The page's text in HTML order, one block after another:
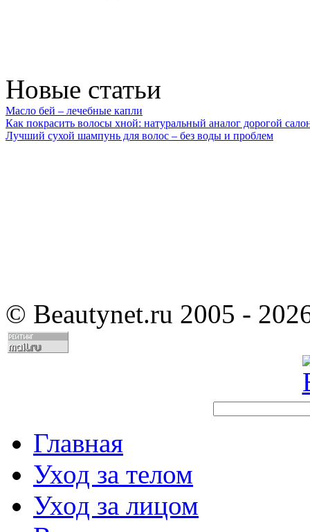
Новые статьи
Масло бей – лечебные капли
Как покрасить волосы хной: натуральный аналог дорогой
Лучший сухой шампунь для волос – без воды и проблем
© Beautynet.ru 2005 -
Главная
Уход за телом
Уход за лицом